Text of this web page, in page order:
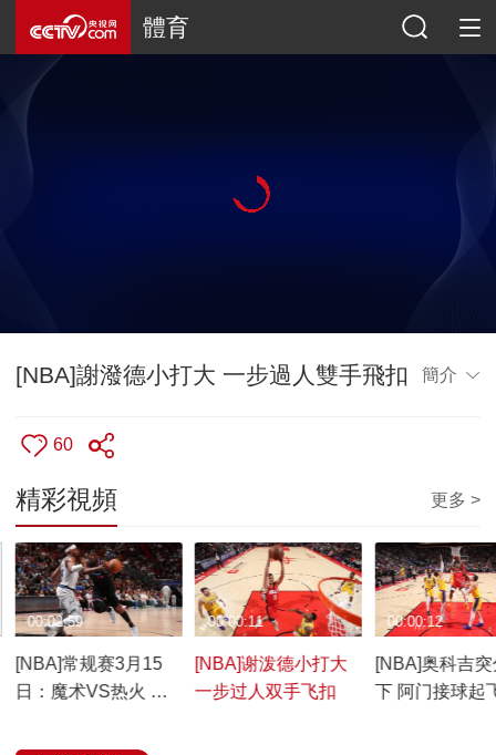
體育
[NBA]謝潑德小打大 一步過人雙手飛扣 簡介
60
精彩視頻 更多 >
[NBA]常规赛3月15
日：魔术VS热火 比
00:02:59
[NBA]谢泼德小打大
一步过人双手飞扣
00:00:11
[NBA]奥科吉突
下 阿门接球起
00:00:12